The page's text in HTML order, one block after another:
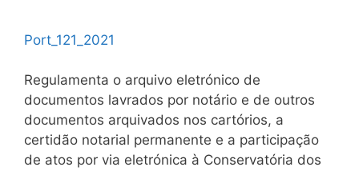
Port_121_2021
Regulamenta o arquivo eletrónico de
documentos lavrados por notário e de outros
documentos arquivados nos cartórios, a
certidão notarial permanente e a participação
de atos por via eletrónica à Conservatória dos